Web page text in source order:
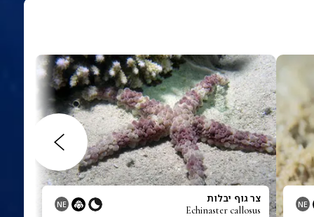
NE צר גוף יבלות
Echinaster callosus
NE